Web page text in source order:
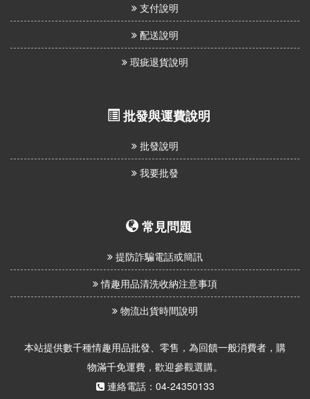
支付說明
配送說明
瑕疵退貨說明
批發與運費說明
批發說明
我要批發
常見問題
提防詐騙電話或簡訊
情趣用品清洗收納注意事項
物流出貨時間說明
本站提供數千種情趣用品批發、零售，為回饋一般消費者，購
物滿千免運費，歡迎參觀選購。
連絡電話：04-24350133